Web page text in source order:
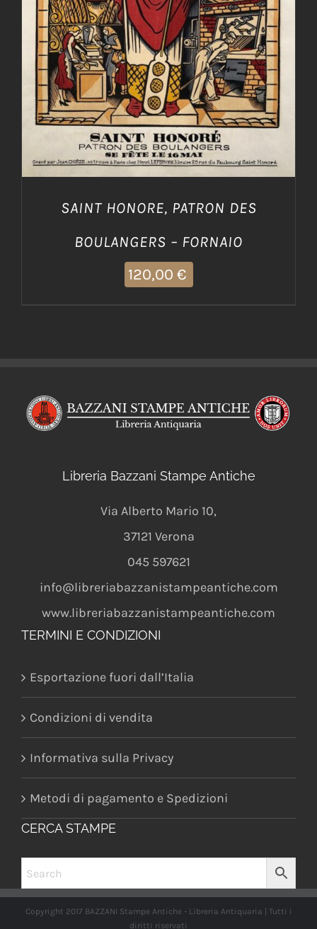
SAINT HONORE, PATRON DES
BOULANGERS – FORNAIO
120,00 €
Libreria Bazzani Stampe Antiche
Via Alberto Mario 10,
37121 Verona
045 597621
info@libreriabazzanistampeantiche.com
www.libreriabazzanistampeantiche.com
TERMINI E CONDIZIONI
Esportazione fuori dall’Italia
Condizioni di vendita
Informativa sulla Privacy
Metodi di pagamento e Spedizioni
CERCA STAMPE
Copyright 2017 BAZZANI Stampe Antiche - Libreria Antiquaria | Tutti i
diritti riservati